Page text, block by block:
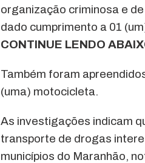
organização criminosa e
dado cumprimento a 01
CONTINUE LENDO
Também foram
(uma) motocicleta.
As investigações indicam
transporte de drogas
municípios do Maranhão,